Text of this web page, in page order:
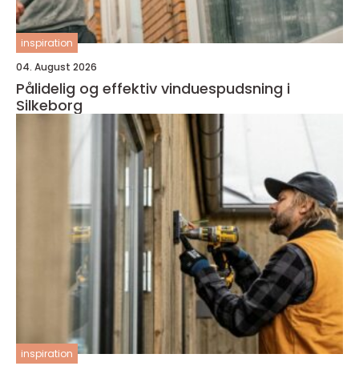
inspiration
04. August 2026
Pålidelig og effektiv vinduespudsning i
Silkeborg
inspiration